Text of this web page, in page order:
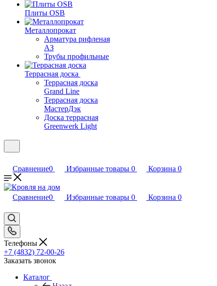
Плиты OSB
Металлопрокат
Арматура рифленая
АЗ
Трубы профильные
Террасная доска
Террасная доска
Grand Line
Террасная доска
МастерДэк
Доска террасная
Greenwerk Light
Сравнение0 Избранные товары 0 Корзина 0
Сравнение0 Избранные товары 0 Корзина 0
Телефоны
+7 (4832) 72-00-26
Заказать звонок
Каталог